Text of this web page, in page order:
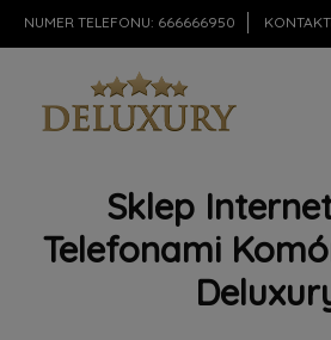
NUMER TELEFONU: 666666950
Sklep
Telefonami